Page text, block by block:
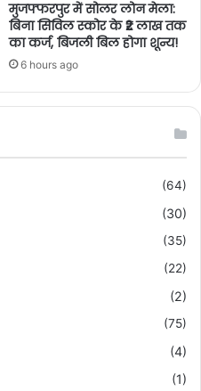
मुजफ्फरपुर में सोलर लोन मेला:
बिना सिविल स्कोर के ₹2 लाख तक
का कर्ज, बिजली बिल होगा शून्य!
6 hours ago
(64)
(30)
(35)
(22)
(2)
(75)
(4)
(1)